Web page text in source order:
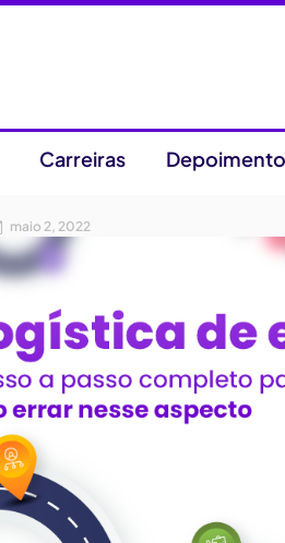
Carreiras
maio 2, 2022